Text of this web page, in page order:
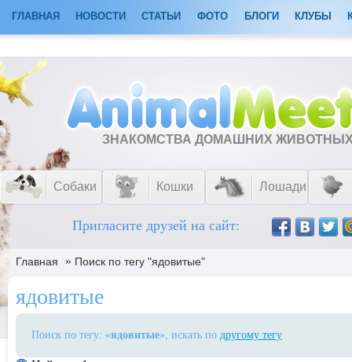
ГЛАВНАЯ НОВОСТИ СТАТЬИ ФОТО БЛОГИ КЛУБЫ
ЗНАКОМСТВА ДОМАШНИХ
Собаки Кошки Лошади
Пригласите друзей на сайт:
Главная » Поиск по тегу "ядовитые"
ядовитые
Поиск по тегу: «ядовитые», искать по другому тегу